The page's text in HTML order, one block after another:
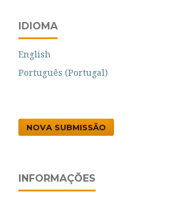
IDIOMA
English
Português (Portugal)
NOVA SUBMISSÃO
INFORMAÇÕES